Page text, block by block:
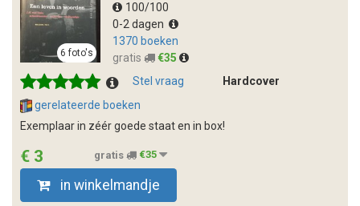
100/100
0-2 dagen
1370 boeken
gratis
€35
6 foto's
Stel vraag
Hardcover
gerelateerde boeken
Exemplaar in zéér goede staat en in box!
€ 3 gratis €35
in winkelmandje